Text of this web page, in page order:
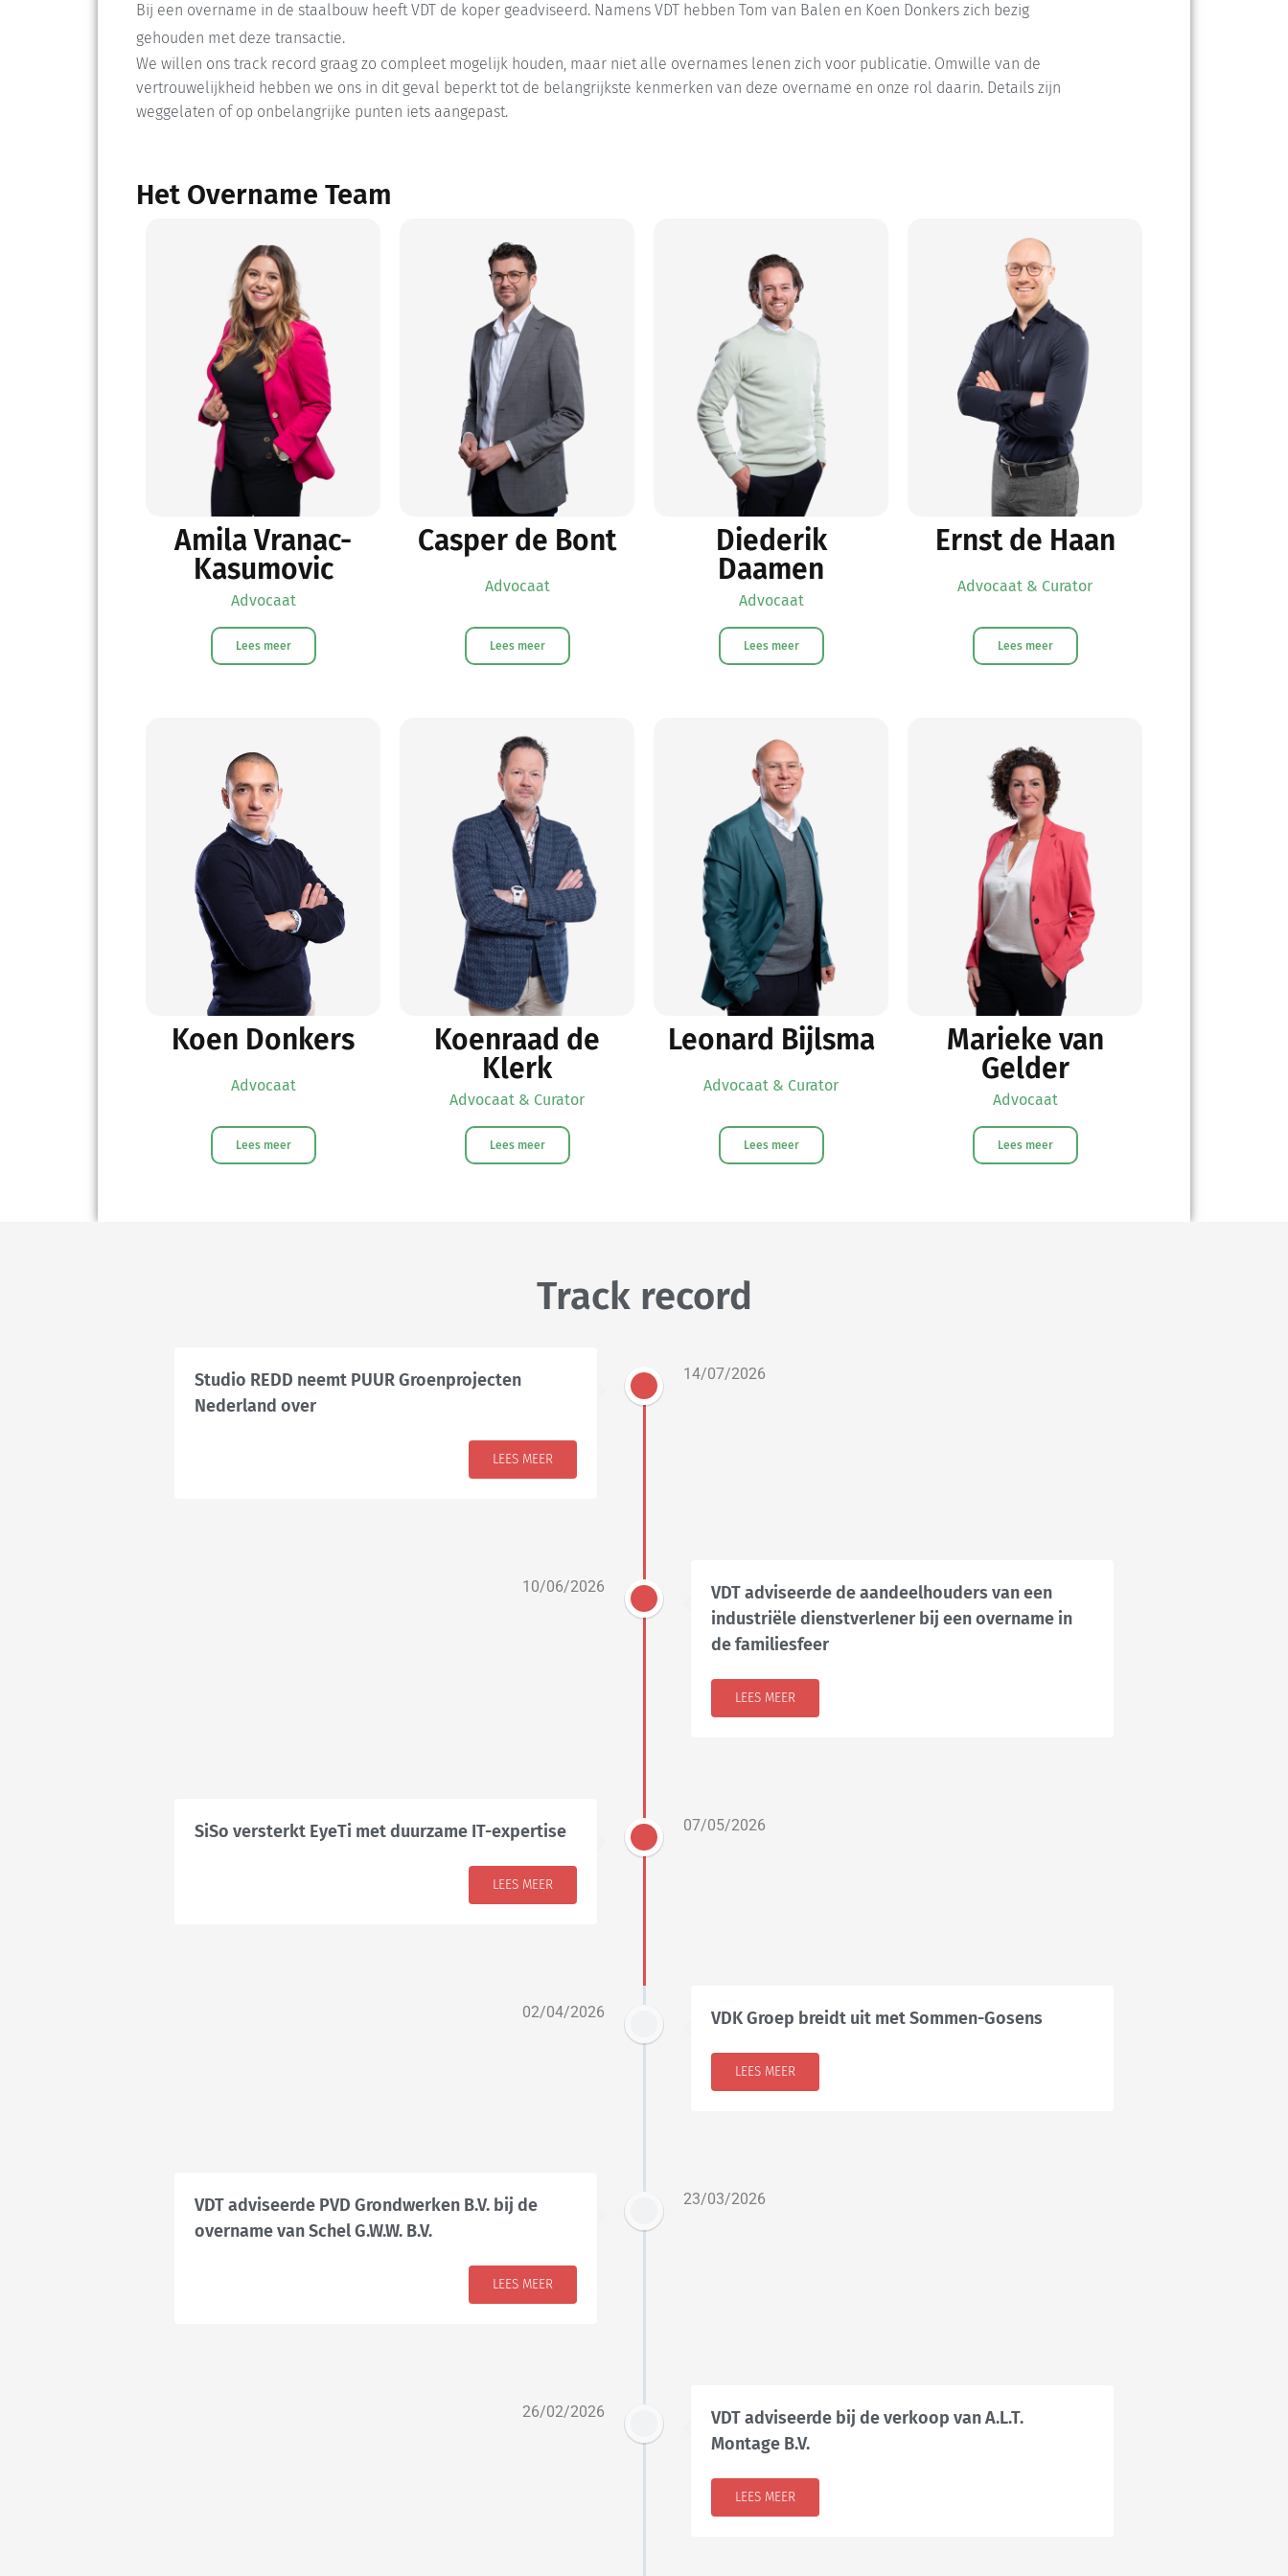
Bij een overname in de staalbouw heeft VDT de koper geadviseerd. Namens VDT hebben Tom van Balen en Koen Donkers zich bezig
gehouden met deze transactie.
We willen ons track record graag zo compleet mogelijk houden, maar niet alle overnames lenen zich voor publicatie. Omwille van de
vertrouwelijkheid hebben we ons in dit geval beperkt tot de belangrijkste kenmerken van deze overname en onze rol daarin. Details zijn
weggelaten of op onbelangrijke punten iets aangepast.
Het Overname Team
Amila Vranac-
Kasumovic
Advocaat
Lees meer
Casper de Bont
Advocaat
Lees meer
Diederik
Daamen
Advocaat
Lees meer
Ernst de Haan
Advocaat & Curator
Lees meer
Koen Donkers
Advocaat
Lees meer
Koenraad de
Klerk
Advocaat & Curator
Lees meer
Leonard Bijlsma
Advocaat & Curator
Lees meer
Marieke van
Gelder
Advocaat
Lees meer
Track record
14/07/2026
Studio REDD neemt PUUR Groenprojecten
Nederland over
LEES MEER
10/06/2026
VDT adviseerde de aandeelhouders van een
industriële dienstverlener bij een overname in
de familiesfeer
LEES MEER
07/05/2026
SiSo versterkt EyeTi met duurzame IT-expertise
LEES MEER
02/04/2026 VDK Groep breidt uit met Sommen-Gosens
LEES MEER
23/03/2026
VDT adviseerde PVD Grondwerken B.V. bij de
overname van Schel G.W.W. B.V.
LEES MEER
26/02/2026
VDT adviseerde bij de verkoop van A.L.T.
Montage B.V.
LEES MEER